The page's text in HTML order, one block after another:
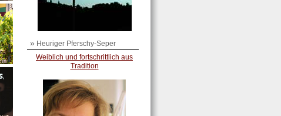
» Heuriger Pferschy-Seper
Weiblich und fortschrittlich aus
Tradition